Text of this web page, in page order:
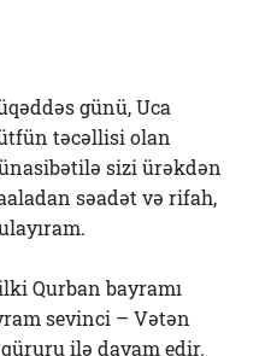
günü, Uca
təcəllisi olan
sizi ürəkdən
səadət və rifah,
Qurban bayramı
sevinci – Vətən
ilə davam edir.